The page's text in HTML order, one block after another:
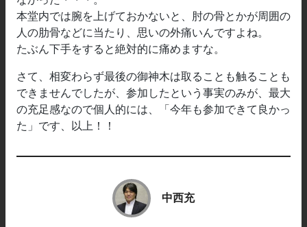
本堂内では腕を上げておかないと、肘の骨とかが周囲の
人の肋骨などに当たり、思いの外痛いんですよね。
たぶん下手をすると絶対的に痛めますな。
さて、相変わらず最後の御神木は取ることも触ることも
できませんでしたが、参加したという事実のみが、最大
の充足感なので個人的には、「今年も参加できて良かっ
た」です、以上！！
中西充